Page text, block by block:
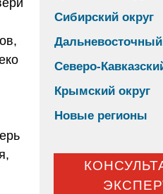
Сибирский округ
Дальневосточный
Северо-
Крымский округ
Новые регионы